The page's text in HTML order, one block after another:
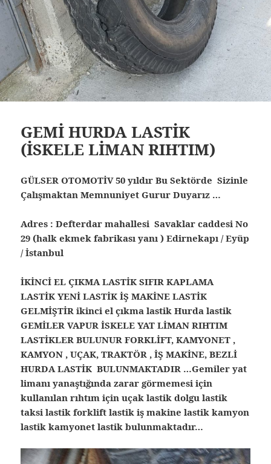
GEMİ HURDA LASTİK
(İSKELE LİMAN RIHTIM)
GÜLSER OTOMOTİV 50 yıldır Bu Sektörde Sizinle
Çalışmaktan Memnuniyet Gurur Duyarız …
Adres : Defterdar mahallesi Savaklar caddesi No
29 (halk ekmek fabrikası yanı ) Edirnekapı / Eyüp
/ İstanbul
İKİNCİ EL ÇIKMA LASTİK SIFIR KAPLAMA
LASTİK YENİ LASTİK İŞ MAKİNE LASTİK
GELMİŞTİR ikinci el çıkma lastik Hurda lastik
GEMİLER VAPUR İSKELE YAT LİMAN RIHTIM
LASTİKLER BULUNUR FORKLİFT, KAMYONET ,
KAMYON , UÇAK, TRAKTÖR , İŞ MAKİNE, BEZLİ
HURDA LASTİK BULUNMAKTADIR …Gemiler yat
limanı yanaştığında zarar görmemesi için
kullanılan rıhtım için uçak lastik dolgu lastik
taksi lastik forklift lastik iş makine lastik kamyon
lastik kamyonet lastik bulunmaktadır…